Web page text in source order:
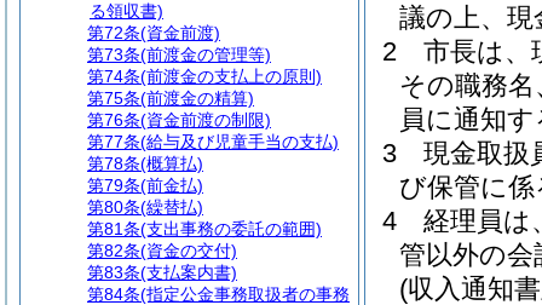
議の上、
2
市長は、
その職務
員に通知
3
現金取扱
び保管に
4
経理員は
管以外の
(収入通知
る領収書)
第72条(資金前渡)
第73条(前渡金の管理等)
第74条(前渡金の支払上の原則)
第75条(前渡金の精算)
第76条(資金前渡の制限)
第77条(給与及び児童手当の支払)
第78条(概算払)
第79条(前金払)
第80条(繰替払)
第81条(支出事務の委託の範囲)
第82条(資金の交付)
第83条(支払案内書)
第84条(指定公金事務取扱者の事務